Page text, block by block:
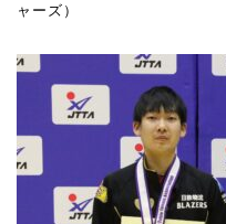
ャーズ）